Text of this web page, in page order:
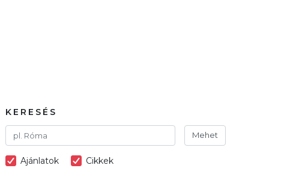
KERESÉS
Mehet
Ajánlatok Cikkek